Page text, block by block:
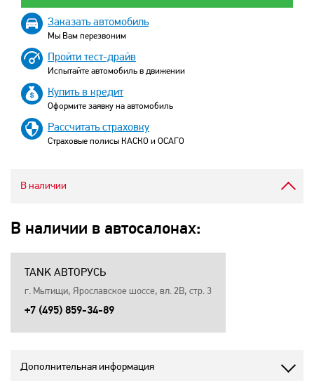
Заказать автомобиль
Мы Вам перезвоним
Пройти тест-драйв
Испытайте автомобиль в движении
Купить в кредит
Оформите заявку на автомобиль
Рассчитать страховку
Страховые полисы КАСКО и ОСАГО
В наличии
В наличии в автосалонах:
TANK АВТОРУСЬ
г. Мытищи, Ярославское шоссе, вл. 2В, стр. 3
+7 (495) 859-34-89
Дополнительная информация